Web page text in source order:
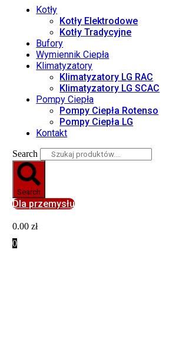
Kotły
Kotły Elektrodowe
Kotły Tradycyjne
Bufory
Wymiennik Ciepła
Klimatyzatory
Klimatyzatory LG RAC
Klimatyzatory LG SCAC
Pompy Ciepła
Pompy Ciepła Rotenso
Pompy Ciepła LG
Kontakt
Search
Search
Dla przemysłu
0.00zł
0